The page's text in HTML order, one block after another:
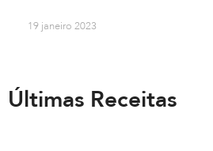
19 janeiro 2023
Últimas Receitas